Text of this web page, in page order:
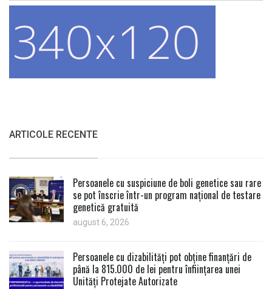
ARTICOLE RECENTE
Persoanele cu suspiciune de boli genetice sau rare
se pot înscrie într-un program național de testare
genetică gratuită
august 6, 2026
Persoanele cu dizabilități pot obține finanțări de
până la 815.000 de lei pentru înființarea unei
Unități Protejate Autorizate